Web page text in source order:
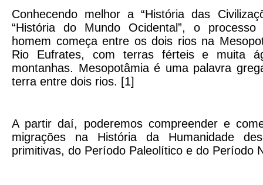
Conhecendo melhor a “História das
“História do Mundo Ocidental”, o
homem começa entre os dois rios na
Rio Eufrates, com terras férteis e muita
montanhas. Mesopotâmia é uma palavra
terra entre dois rios. [1]
A partir daí, poderemos compreender e
migrações na História da Humanidade
primitivas, do Período Paleolítico e do Período